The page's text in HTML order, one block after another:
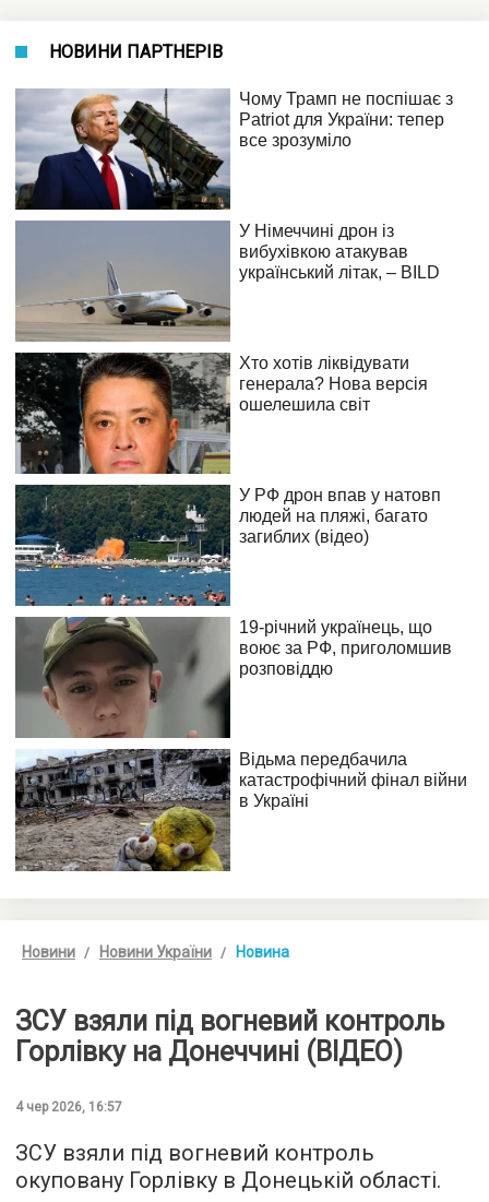
НОВИНИ ПАРТНЕРІВ
Новини Новини України Новина
ЗСУ взяли під вогневий контроль
Горлівку на Донеччині (ВІДЕО)
4 чер 2026, 16:57
ЗСУ взяли під вогневий контроль
окуповану Горлівку в Донецькій області.